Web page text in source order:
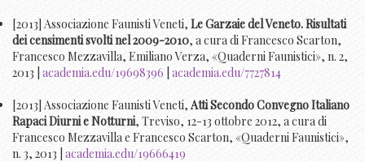
[2013] Associazione Faunisti Veneti, Le Garzaie del Veneto. Risultati
dei censimenti svolti nel 2009-2010, a cura di Francesco Scarton,
Francesco Mezzavilla, Emiliano Verza, «Quaderni Faunistici», n. 2,
2013 | academia.edu/19698396 academia.edu/7727814
[2013] Associazione Faunisti Veneti, Atti Secondo Convegno Italiano
Rapaci Diurni e Notturni, Treviso, 12-13 ottobre 2012, a cura di
Francesco Mezzavilla e Francesco Scarton, «Quaderni Faunistici»,
n. 3, 2013 | academia.edu/19666419